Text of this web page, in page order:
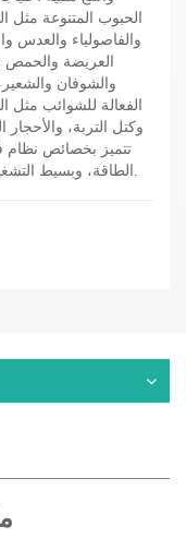
الحبوب المتنوعة مثل
والفاصولياء والعدس
العريضة والحمص
والشوفان
الفعالة للشوائب مثل
وكتل التربة،
تتميز بخصائص نظام
الطاقة، وبسيط التشغيل والاستخدام المريح وعمر الخدمة الطويل.